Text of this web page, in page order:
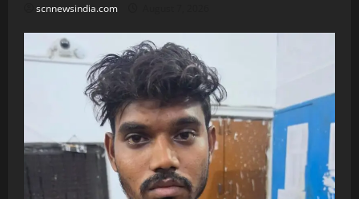
scnnewsindia.com